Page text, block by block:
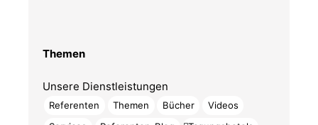
Themen
Unsere Dienstleistungen
Referenten Themen Bücher
Videos